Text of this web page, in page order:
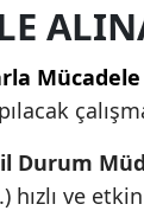
Mücadele
Durum
hızlı ve